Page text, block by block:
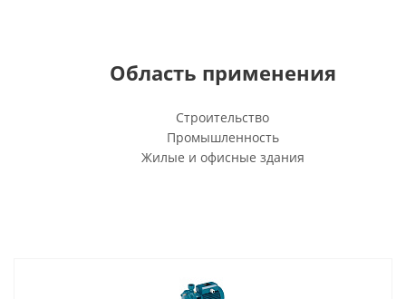
Область применения
Строительство
Промышленность
Жилые и офисные здания